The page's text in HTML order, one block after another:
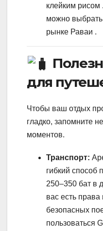
клейким
можно выбрать
рынке Раваи .
для
Чтобы ваш отдых
гладко, запомните
моментов.
Транспорт:
гибкий способ
250–350 бат в
вас есть
безопасных
пользоваться